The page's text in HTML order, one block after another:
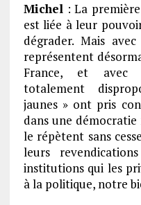
Michel : La
est liée à leur
dégrader. Mais
représentent
France, et avec
totalement
jaunes » ont pris
dans une
le répètent sans
leurs
institutions qui les
à la politique, notre